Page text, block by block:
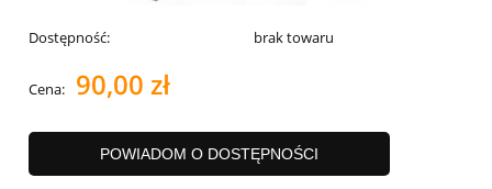
Dostępność: brak towaru
Cena: 90,00 zł
POWIADOM O DOSTĘPNOŚCI